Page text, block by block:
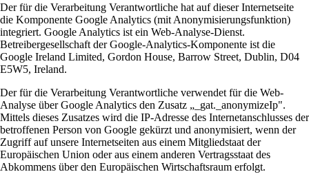
Der für die Verarbeitung Verantwortliche hat auf dieser Internetseite
die Komponente Google Analytics (mit Anonymisierungsfunktion)
integriert. Google Analytics ist ein Web-Analyse-Dienst.
Betreibergesellschaft der Google-Analytics-Komponente ist die
Google Ireland Limited, Gordon House, Barrow Street, Dublin, D04
E5W5, Ireland.
Der für die Verarbeitung Verantwortliche verwendet für die Web-
Analyse über Google Analytics den Zusatz „_gat._anonymizeIp".
Mittels dieses Zusatzes wird die IP-Adresse des Internetanschlusses der
betroffenen Person von Google gekürzt und anonymisiert, wenn der
Zugriff auf unsere Internetseiten aus einem Mitgliedstaat der
Europäischen Union oder aus einem anderen Vertragsstaat des
Abkommens über den Europäischen Wirtschaftsraum erfolgt.